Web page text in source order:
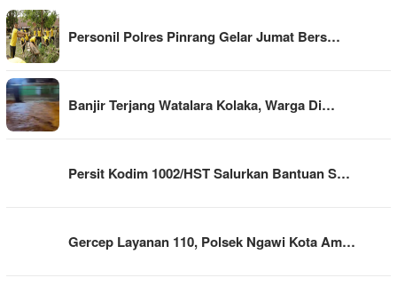
Personil Polres Pinrang Gelar Jumat Bers…
Banjir Terjang Watalara Kolaka, Warga Di…
Persit Kodim 1002/HST Salurkan Bantuan S…
Gercep Layanan 110, Polsek Ngawi Kota Am…